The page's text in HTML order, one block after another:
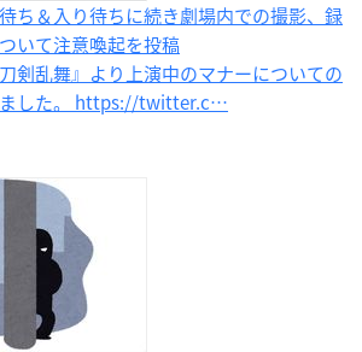
ち＆入り待ちに続き劇場内での​撮影、録
いて注意喚起を投稿
剣乱舞』より上演中のマナーについての
ました。 https://twitter.c…